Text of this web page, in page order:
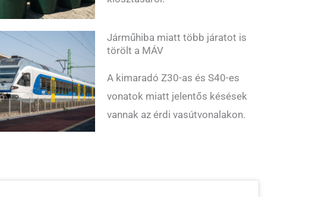
Járműhiba miatt több járatot is
törölt a MÁV
A kimaradó Z30-as és S40-es
vonatok miatt jelentős késések
vannak az érdi vasútvonalakon.